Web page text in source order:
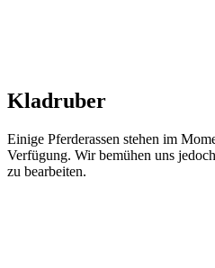
Kladruber
Einige Pferderassen stehen im
Verfügung. Wir bemühen uns
zu bearbeiten.